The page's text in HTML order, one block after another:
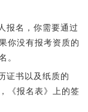
报名，你需要通过
你没有报考资质的
证书以及纸质的
《报名表》上的签